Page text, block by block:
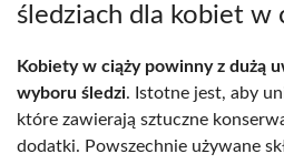
śledziach dla kobiet w
Kobiety w ciąży powinny z dużą
wyboru śledzi. Istotne jest, aby
które zawierają sztuczne
dodatki. Powszechnie używane